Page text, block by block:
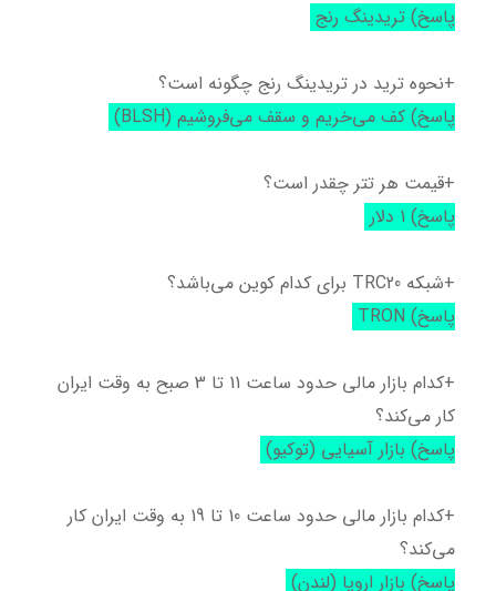
پاسخ) تریدینگ رنج
+نحوه ترید در تریدینگ رنج چگونه است؟
پاسخ) کف می‌خریم و سقف می‌فروشیم (BLSH)
+قیمت هر تتر چقدر است؟
پاسخ) 1 دلار
+شبکه TRC20 برای کدام کوین می‌باشد؟
پاسخ) TRON
+کدام بازار مالی حدود ساعت 11 تا 3 صبح به وقت ایران
کار می‌کند؟
پاسخ) بازار آسیایی (توکیو)
+کدام بازار مالی حدود ساعت 10 تا 19 به وقت ایران کار
می‌کند؟
پاسخ) بازار اروپا (لندن)